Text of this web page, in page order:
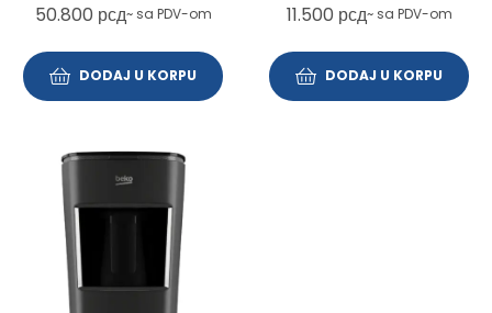
50.800 рсд~ sa PDV-om
DODAJ U KORPU
11.500 рсд~ sa PDV-om
DODAJ U KORPU